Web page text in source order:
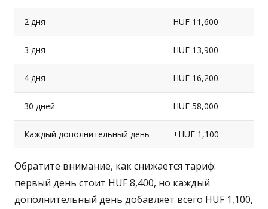
2 дня HUF 11,600
3 дня HUF 13,900
4 дня HUF 16,200
30 дней HUF 58,000
Каждый дополнительный день +HUF 1,100
Обратите внимание, как снижается тариф:
первый день стоит HUF 8,400, но каждый
дополнительный день добавляет всего HUF 1,100,